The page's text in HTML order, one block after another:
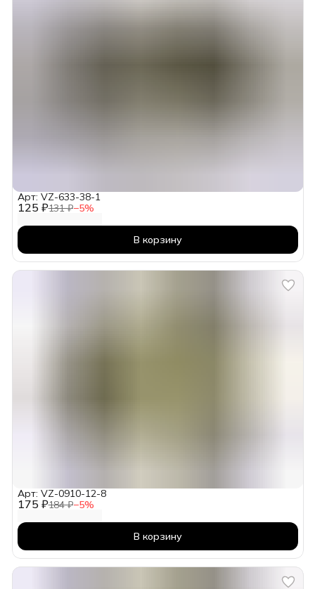
125 ₽131 ₽−5%
Арт: VZ-633-38-1
В корзину
175 ₽184 ₽−5%
Арт: VZ-0910-12-8
В корзину